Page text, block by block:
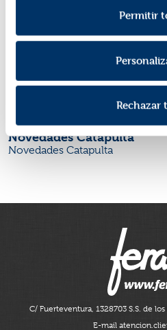
Política de Privacidad.
Permitir
Rechazar
Novedades Catapulta
Novedades Catapulta
C/ Fuerteventura, 1328703 S.S. de
E-mail